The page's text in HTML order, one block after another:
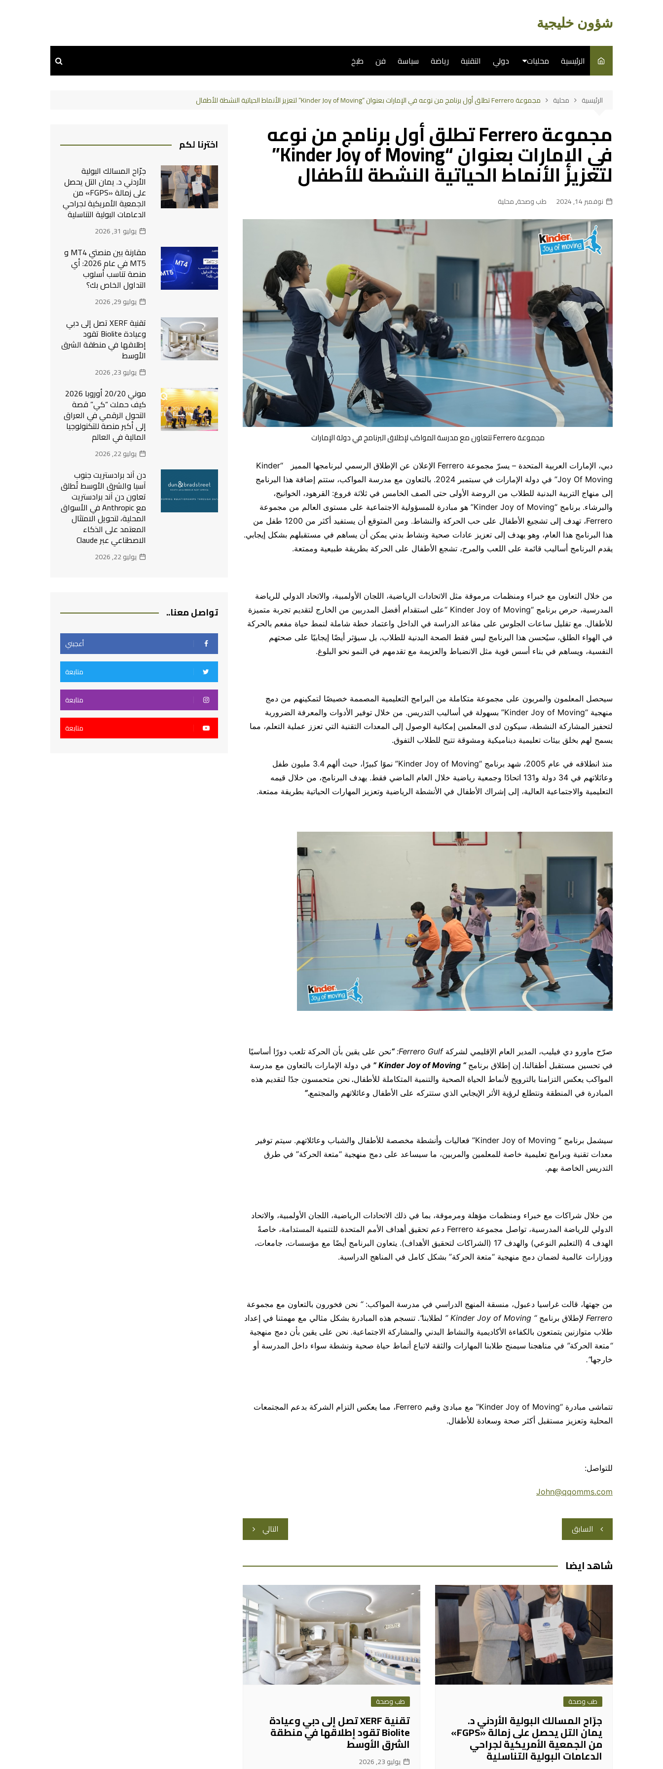
شؤون خليجية
الرئيسية محليات
طبخ
دولي التقنية رياضة سياسة فن طبخ
الرئيسية محلية مجموعة Ferrero تطلق أول برنامج من نوعه في الإمارات بعنوان “Kinder Joy of Moving” لتعزيز الأنماط الحياتية النشطة للأطفال
مجموعة Ferrero تطلق أول برنامج من نوعه
في الإمارات بعنوان “Kinder Joy of Moving”
لتعزيز الأنماط الحياتية النشطة للأطفال
نوفمبر 14, 2024 طب وصحة,محلية
مجموعة Ferrero تتعاون مع مدرسة المواكب لإطلاق البرنامج في دولة الإمارات
دبي، الإمارات العربية المتحدة – يسرّ مجموعة Ferrero الإعلان عن الإطلاق الرسمي لبرنامجها المميز “Kinder
Joy Of Moving” في دولة الإمارات في سبتمبر 2024. بالتعاون مع مدرسة المواكب، ستتم إضافة هذا البرنامج
إلى منهاج التربية البدنية للطلاب من الروضة الأولى حتى الصف الخامس في ثلاثة فروع: القرهود، الخوانيج،
والبرشاء. برنامج “Kinder Joy of Moving” هو مبادرة للمسؤولية الاجتماعية على مستوى العالم من مجموعة
Ferrero، تهدف إلى تشجيع الأطفال على حب الحركة والنشاط. ومن المتوقع أن يستفيد أكثر من 1200 طفل من
هذا البرنامج هذا العام، وهو يهدف إلى تعزيز عادات صحية ونشاط بدني يمكن أن يساهم في مستقبلهم بشكل إيجابي.
يقدم البرنامج أساليب قائمة على اللعب والمرح، تشجع الأطفال على الحركة بطريقة طبيعية وممتعة.
من خلال التعاون مع خبراء ومنظمات مرموقة مثل الاتحادات الرياضية، اللجان الأولمبية، والاتحاد الدولي للرياضة
المدرسية، حرص برنامج “Kinder Joy of Moving “على استقدام أفضل المدربين من الخارج لتقديم تجربة متميزة
للأطفال. مع تقليل ساعات الجلوس على مقاعد الدراسة في الداخل واعتماد خطة شاملة لنمط حياة مفعم بالحركة
في الهواء الطلق، سيُحسن هذا البرنامج ليس فقط الصحة البدنية للطلاب، بل سيؤثر أيضًا إيجابيًا على صحتهم
النفسية، ويساهم في بناء أسس قوية مثل الانضباط والعزيمة مع تقدمهم في النمو نحو البلوغ.
سيحصل المعلمون والمربون على مجموعة متكاملة من البرامج التعليمية المصممة خصيصًا لتمكينهم من دمج
منهجية “Kinder Joy of Moving” بسهولة في أساليب التدريس. من خلال توفير الأدوات والمعرفة الضرورية
لتحفيز المشاركة النشطة، سيكون لدى المعلمين إمكانية الوصول إلى المعدات التقنية التي تعزز عملية التعلم، مما
يسمح لهم بخلق بيئات تعليمية ديناميكية ومشوقة تتيح للطلاب التفوق.
منذ انطلاقه في عام 2005، شهد برنامج “Kinder Joy of Moving” نموًا كبيرًا، حيث ألهم 3.4 مليون طفل
وعائلاتهم في 34 دولة و131 اتحادًا وجمعية رياضية خلال العام الماضي فقط. يهدف البرنامج، من خلال قيمه
التعليمية والاجتماعية العالية، إلى إشراك الأطفال في الأنشطة الرياضية وتعزيز المهارات الحياتية بطريقة ممتعة.
صرّح ماورو دي فيليب، المدير العام الإقليمي لشركةFerrero Gulf
:
“نحن على يقين بأن الحركة تلعب دورًا أساسيًا
في تحسين مستقبل أطفالنا. إن إطلاق برنامج “
” في دولة الإمارات بالتعاون مع مدرسة
المواكب يعكس التزامنا بالترويج لأنماط الحياة الصحية والتنمية المتكاملة للأطفال. نحن متحمسون جدًا لتقديم هذه
المبادرة في المنطقة ونتطلع لرؤية الأثر الإيجابي الذي ستتركه على الأطفال وعائلاتهم والمجتمع.
”
سيشمل برنامج ” Kinder Joy of Moving” فعاليات وأنشطة مخصصة للأطفال والشباب وعائلاتهم. سيتم توفير
معدات تقنية وبرامج تعليمية خاصة للمعلمين والمربين، ما سيساعد على دمج منهجية “متعة الحركة” في طرق
التدريس الخاصة بهم.
من خلال شراكات مع خبراء ومنظمات مؤهلة ومرموقة، بما في ذلك الاتحادات الرياضية، اللجان الأولمبية، والاتحاد
الدولي للرياضة المدرسية، تواصل مجموعة Ferrero دعم تحقيق أهداف الأمم المتحدة للتنمية المستدامة، خاصةً
الهدف 4 (التعليم النوعي) والهدف 17 (الشراكات لتحقيق الأهداف). يتعاون البرنامج أيضًا مع مؤسسات، جامعات،
ووزارات عالمية لضمان دمج منهجية “متعة الحركة” بشكل كامل في المناهج الدراسية.
من جهتها، قالت غراسيا دعبول، منسقة المنهج الدراسي في مدرسة المواكب:“ نحن فخورون بالتعاون مع مجموعة
Ferrero لإطلاق برنامج “
” لطلابنا”
. تنسجم هذه المبادرة بشكل مثالي مع مهمتنا في إعداد
طلاب متوازنين يتمتعون بالكفاءة الأكاديمية والنشاط البدني والمشاركة الاجتماعية. نحن على يقين بأن دمج منهجية
“متعة الحركة” في مناهجنا سيمنح طلابنا المهارات والثقة لاتباع أنماط حياة صحية ونشطة سواء داخل المدرسة أو
خارجها“
.
تتماشى مبادرة “Kinder Joy of Moving” مع مبادئ وقيم Ferrero، مما يعكس التزام الشركة بدعم المجتمعات
المحلية وتعزيز مستقبل أكثر صحة وسعادة للأطفال.
للتواصل:
John@qqomms.com
تصفّح
المقالات
السابق التالي
شاهد ايضا
طب وصحة
جرّاح المسالك البولية الأردني د.
يمان التل يحصل على زمالة «FGPS»
من الجمعية الأمريكية لجراحي
الدعامات البولية التناسلية
طب وصحة
تقنية XERF تصل إلى دبي وعيادة
Biolite تقود إطلاقها في منطقة
الشرق الأوسط
يوليو 23, 2026
اخترنا لكم
جرّاح المسالك البولية
الأردني د. يمان التل يحصل
على زمالة «FGPS» من
الجمعية الأمريكية لجراحي
الدعامات البولية التناسلية
يوليو 31, 2026
مقارنة بين منصتي MT4 و
MT5 في عام 2026: أي
منصة تناسب أسلوب
التداول الخاص بك؟
يوليو 29, 2026
تقنية XERF تصل إلى دبي
وعيادة Biolite تقود
إطلاقها في منطقة الشرق
الأوسط
يوليو 23, 2026
موني 20/20 أوروبا 2026
كيف حملت “كي” قصة
التحول الرقمي في العراق
إلى أكبر منصة للتكنولوجيا
المالية في العالم
يوليو 22, 2026
دن آند برادستريت جنوب
آسيا والشرق الأوسط تُطلق
تعاون دن آند برادستريت
مع Anthropic في الأسواق
المحلية، لتحويل الامتثال
المعتمد على الذكاء
الاصطناعي عبر Claude
يوليو 22, 2026
تواصل معنا..
أعجبني
متابعة
متابعة
متابعة